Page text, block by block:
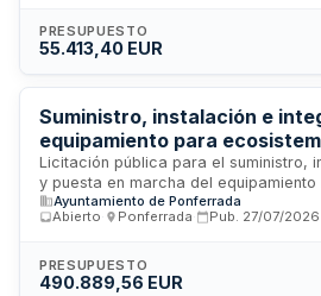
transporte, desembalaje, montaje,
embalajes. Los licitadores pueden
condiciones de acceso.
PRESUPUESTO
55.413,40 EUR
Suministro, instalación e
equipamiento para
digital y emprendimiento -
Ponferrada
Licitación pública para el suministro,
y puesta en marcha del
ecosistema de innovación digital y
promovido por el Ayuntamiento de
financiado por la Unión Europea a
EU. El proyecto busca dotar al
Ayuntamiento de Ponferrada
Abierto
Ponferrada Pub. 27/07/2026
PRESUPUESTO
490.889,56 EUR